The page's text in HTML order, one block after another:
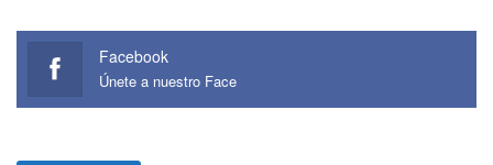
Facebook
Únete a nuestro Face